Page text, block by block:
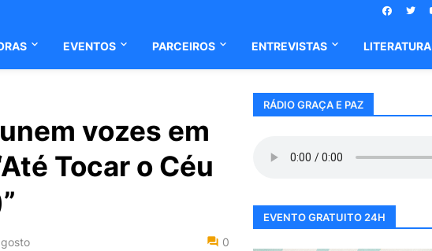
EVENTOS PARCEIROS ENTREVISTAS LITERATURA
vozes em
Tocar o Céu
0
RÁDIO GRAÇA E PAZ
EVENTO GRATUITO 24H